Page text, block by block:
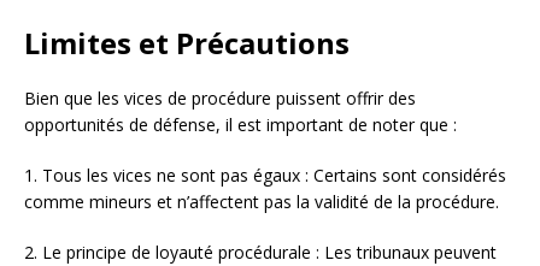
Limites et Précautions
Bien que les vices de procédure puissent offrir des
opportunités de défense, il est important de noter que :
1. Tous les vices ne sont pas égaux : Certains sont considérés
comme mineurs et n’affectent pas la validité de la procédure.
2. Le principe de loyauté procédurale : Les tribunaux peuvent